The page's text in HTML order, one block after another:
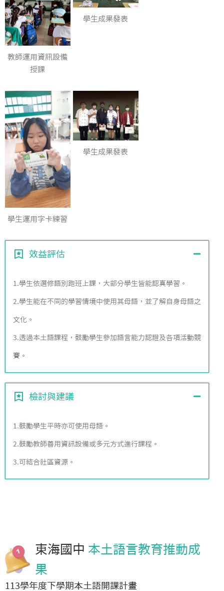
教師運用資訊設備
授課
學生成果發表
學生運用字卡練習
學生成果發表
效益評估
1.學生依選修語別跑班上課，大部分學生皆能認真學習。
2.學生能在不同的學習情境中使用其母語，並了解自身母語之
文化。
3.透過本土語課程，鼓勵學生參加語言能力認證及各項活動競
賽。
檢討與建議
1.鼓勵學生平時亦可使用母語。
2.鼓勵教師善用資訊設備或多元方式進行課程。
3.可結合社區資源。
東海國中 本土語言教育推動成
果
113學年度下學期本土語開課計畫